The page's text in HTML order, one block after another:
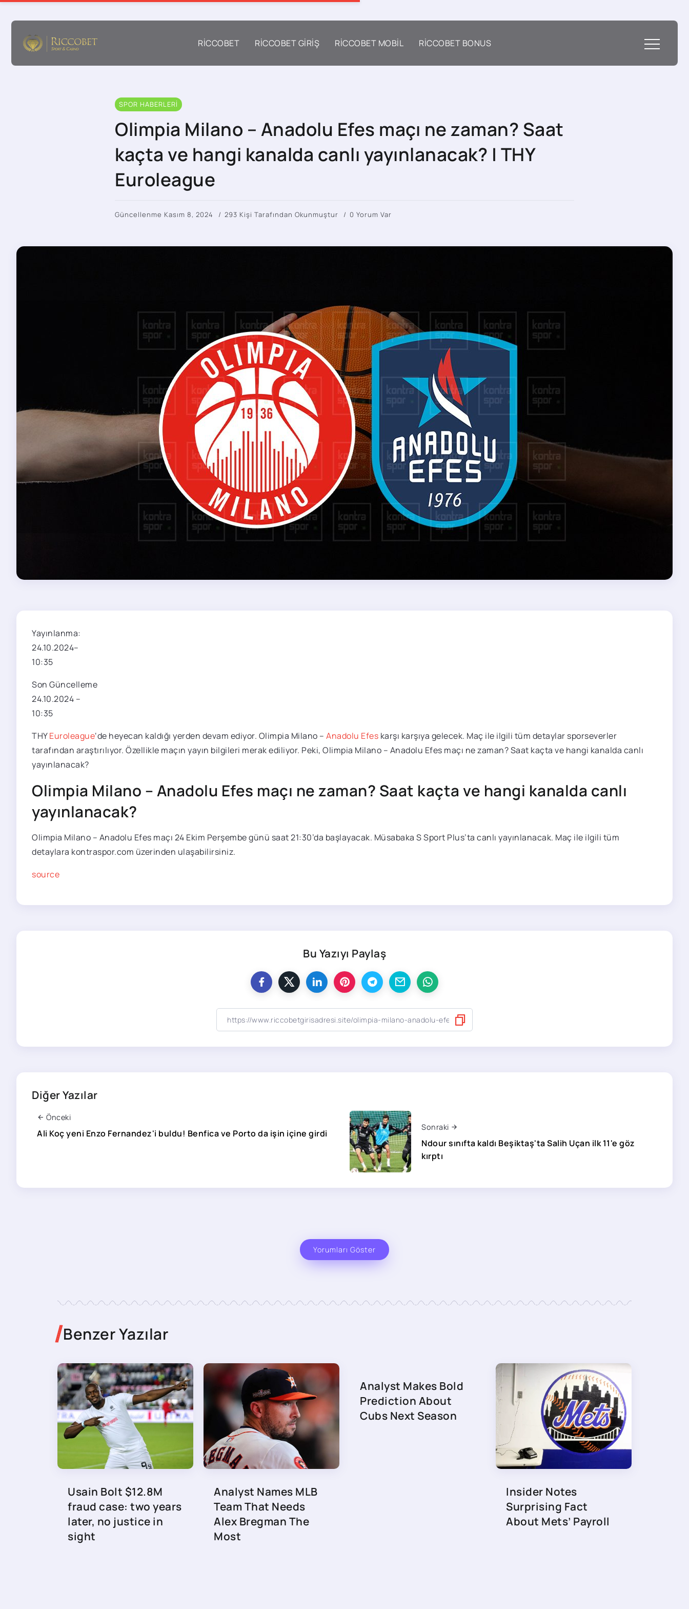
RICCOBET RICCOBET GIRIŞ RICCOBET MOBIL RICCOBET BONUS
SPOR HABERLERI
Olimpia Milano – Anadolu Efes maçı ne zaman? Saat
kaçta ve hangi kanalda canlı yayınlanacak? | THY
Euroleague
Güncellenme Kasım 8, 2024 293 Kişi Tarafından Okunmuştur 0 Yorum Var
Yayınlanma:
24.10.2024–
10:35
Son Güncelleme
24.10.2024 –
10:35
THYEuroleague‘de heyecan kaldığı yerden devam ediyor. Olimpia Milano – Anadolu Efes karşı karşıya gelecek. Maç ile ilgili tüm detaylar sporseverler
tarafından araştırılıyor. Özellikle maçın yayın bilgileri merak ediliyor. Peki, Olimpia Milano – Anadolu Efes maçı ne zaman? Saat kaçta ve hangi kanalda canlı
yayınlanacak?
Olimpia Milano – Anadolu Efes maçı ne zaman? Saat kaçta ve hangi kanalda canlı
yayınlanacak?
Olimpia Milano – Anadolu Efes maçı 24 Ekim Perşembe günü saat 21:30’da başlayacak. Müsabaka S Sport Plus’ta canlı yayınlanacak. Maç ile ilgili tüm
detaylara kontraspor.com üzerinden ulaşabilirsiniz.
source
Bu Yazıyı Paylaş
Diğer Yazılar
Önceki
Ali Koç yeni Enzo Fernandez'i buldu! Benfica ve Porto da işin içine girdi
Sonraki
Ndour sınıfta kaldı Beşiktaş'ta Salih Uçan ilk 11'e göz
kırptı
Yorumları Göster
Benzer Yazılar
Usain Bolt $12.8M
fraud case: two years
later, no justice in
sight
Analyst Names MLB
Team That Needs
Alex Bregman The
Most
Analyst Makes Bold
Prediction About
Cubs Next Season
Insider Notes
Surprising Fact
About Mets’ Payroll